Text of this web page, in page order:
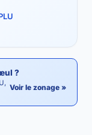
?
Voir le zonage »